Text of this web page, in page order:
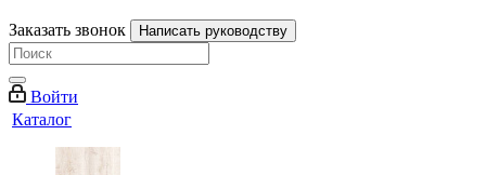
Заказать звонок Написать руководству
Войти
Каталог